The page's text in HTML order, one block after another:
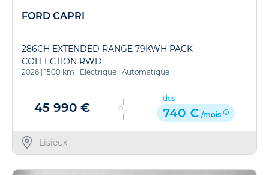
FORD CAPRI
286CH EXTENDED RANGE 79KWH PACK
COLLECTION RWD
2026 1500 km Electrique Automatique
45 990 € OU
dès
740 € /mois
Lisieux